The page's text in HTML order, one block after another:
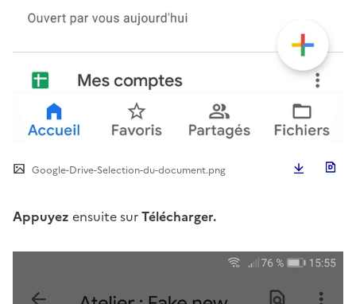
Google-Drive-Selection-du-document.png
Appuyez ensuite surTélécharger.